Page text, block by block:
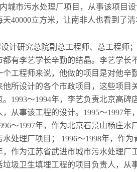
城市污水处理厂项目，从事该项目
40000立方米，让南非人也看到了清
计研究总院副总工程师、总工程师
有李艺学长辛勤的结晶。李艺学长
工程师来说，他做的项目是对他辛
所设计的各个市政项目，这些项目
1993～1994年，李艺负责北京高碑
从事该工程的设计。1995～1997年
～1997年，作为北京石景山杨庄水
处理厂项目； 1996～1998年，作
作为江苏省武进市城市污水处理厂
圾卫生填埋工程的项目负责人，从